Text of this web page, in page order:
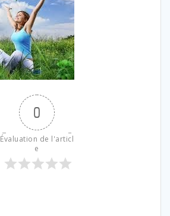
0
Évaluation de l'articl
e